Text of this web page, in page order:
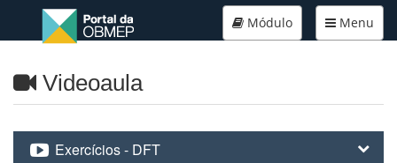
Menu
Módulo
Videoaula
Exercícios - DFT